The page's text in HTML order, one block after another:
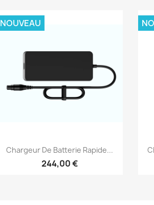
Aperçu rapide
Chargeur De Batterie Rapide...
244,00 €
NOUVEAU